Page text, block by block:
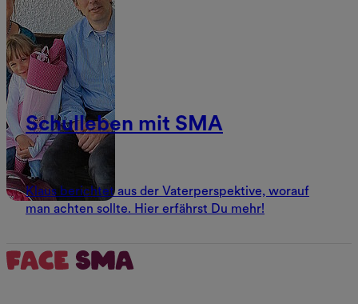
Schulleben mit SMA
Klaus berichtet aus der Vaterperspektive, worauf
man achten sollte. Hier erfährst Du mehr!